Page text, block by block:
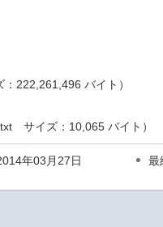
222,261,496 バイト）
サイズ：10,065 バイト）
年03月27日 最